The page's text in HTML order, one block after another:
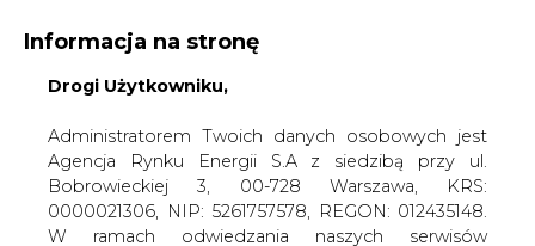
KONTAKT:
WYDAWCA PORTALU:
WYSOKI KONTRAST WIELKOŚĆ TEKSTU A A
ZALOGUJ SIĘ
Informacja na stronę
Drogi Użytkowniku,
Administratorem Twoich danych osobowych jest
Agencja Rynku Energii S.A z siedzibą przy ul.
Bobrowieckiej 3, 00-728 Warszawa, KRS:
0000021306, NIP: 5261757578, REGON: 012435148.
W ramach odwiedzania naszych serwisów